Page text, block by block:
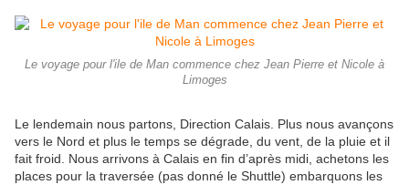
Le voyage pour l'ile de Man commence chez Jean Pierre et Nicole à
Limoges
Le lendemain nous partons, Direction Calais. Plus nous avançons
vers le Nord et plus le temps se dégrade, du vent, de la pluie et il
fait froid. Nous arrivons à Calais en fin d’après midi, achetons les
places pour la traversée (pas donné le Shuttle) embarquons les